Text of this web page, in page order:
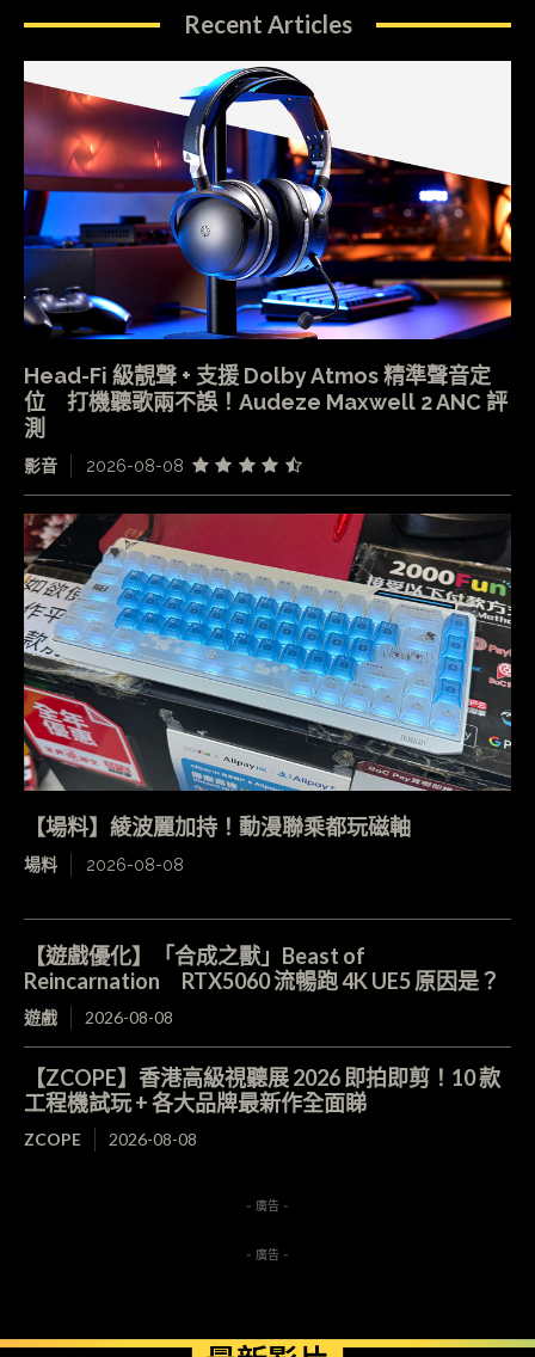
Recent Articles
Head-Fi 級靚聲 + 支援 Dolby Atmos 精準聲音定
位 打機聽歌兩不誤！Audeze Maxwell 2 ANC 評
測
影音 2026-08-08
【場料】綾波麗加持！動漫聯乘都玩磁軸
場料 2026-08-08
【遊戲優化】「合成之獸」Beast of
Reincarnation RTX5060 流暢跑 4K UE5 原因是？
遊戲 2026-08-08
【ZCOPE】香港高級視聽展 2026 即拍即剪！10 款
工程機試玩 + 各大品牌最新作全面睇
ZCOPE 2026-08-08
- 廣告 -
- 廣告 -